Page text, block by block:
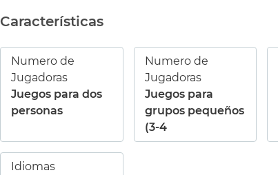
Características
Numero de
Jugadoras
Juegos para dos
personas
Numero de
Jugadoras
Juegos para
grupos pequeños
(3-4
Idiomas